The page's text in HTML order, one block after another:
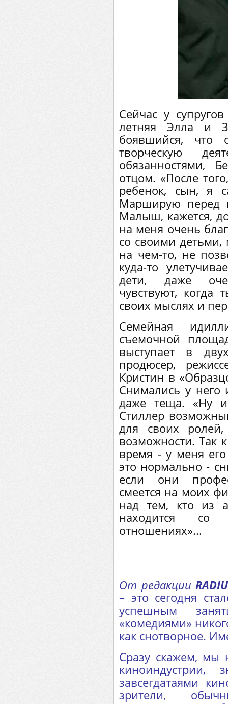
Сейчас у
летняя Элла и
боявшийся, что
творческую
обязанностями,
отцом. «После
ребенок, сын, я
Марширую перед
Малыш, кажется,
на меня очень
со своими детьми,
на чем-то, не
куда-то
дети, даже
чувствуют,
своих мыслях и
Семейная
съемочной
выступает в
продюсер,
Кристин в
Снимались у него
даже теща. «Ну
Стиллер
для своих
возможности. Так
время - у меня
это нормально -
если они
смеется на моих
над тем, кто из
находится
отношениях»...
От редакции
– это сегодня
успешным
«комедиями»
как снотворное.
Сразу скажем, мы
киноиндустрии,
завсегдатаями
зрители,